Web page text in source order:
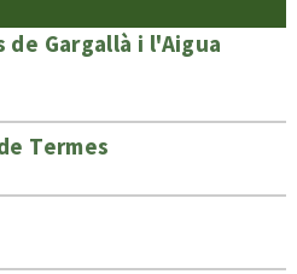
de Gargallà i l'Aigua
Termes